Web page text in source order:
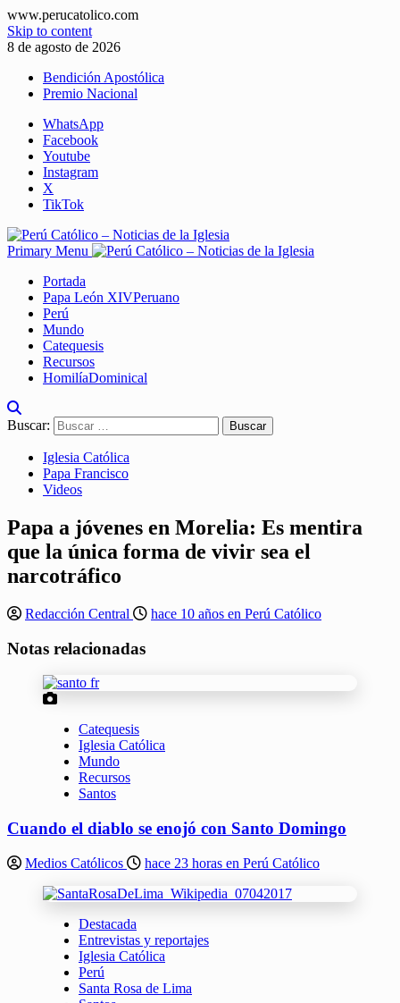
www.perucatolico.com
Skip to content
8 de agosto de 2026
Bendición Apostólica
Premio Nacional
WhatsApp
Facebook
Youtube
Instagram
X
TikTok
Primary Menu
Portada
Papa León XIVPeruano
Perú
Mundo
Catequesis
Recursos
HomilíaDominical
Buscar:
Iglesia Católica
Papa Francisco
Videos
Papa a jóvenes en Morelia: Es mentira
que la única forma de vivir sea el
narcotráfico
Redacción Central hace 10 años en Perú Católico
Notas relacionadas
Catequesis
Iglesia Católica
Mundo
Recursos
Santos
Cuando el diablo se enojó con Santo Domingo
Medios Católicos hace 23 horas en Perú Católico
Destacada
Entrevistas y reportajes
Iglesia Católica
Perú
Santa Rosa de Lima